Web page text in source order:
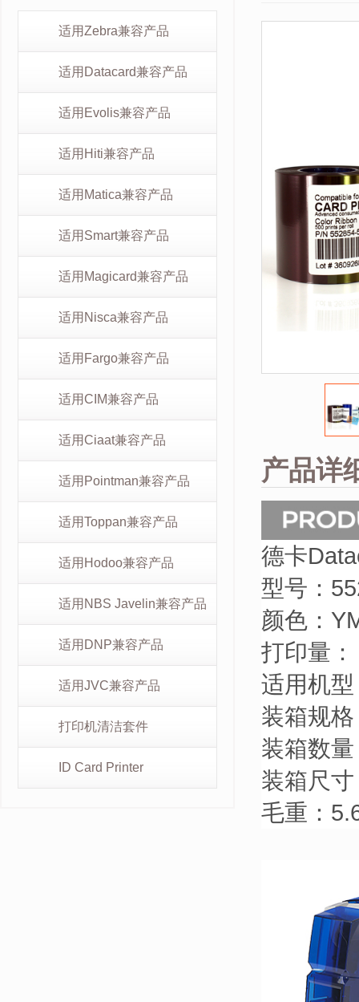
适用Zebra兼容产品
适用Datacard兼容产品
适用Evolis兼容产品
适用Hiti兼容产品
适用Matica兼容产品
适用Smart兼容产品
适用Magicard兼容产品
适用Nisca兼容产品
适用Fargo兼容产品
适用CIM兼容产品
适用Ciaat兼容产品
适用Pointman兼容产品
适用Toppan兼容产品
适用Hodoo兼容产品
适用NBS Javelin兼容产品
适用DNP兼容产品
适用JVC兼容产品
打印机清洁套件
ID Card Printer
产品详
德卡
型号：
颜色：
打印量
适用机
装箱规
装箱数
装箱尺
毛重：